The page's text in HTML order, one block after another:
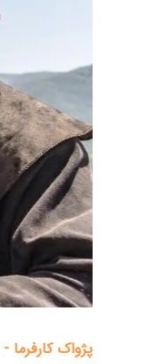
پژواک کارفرما -